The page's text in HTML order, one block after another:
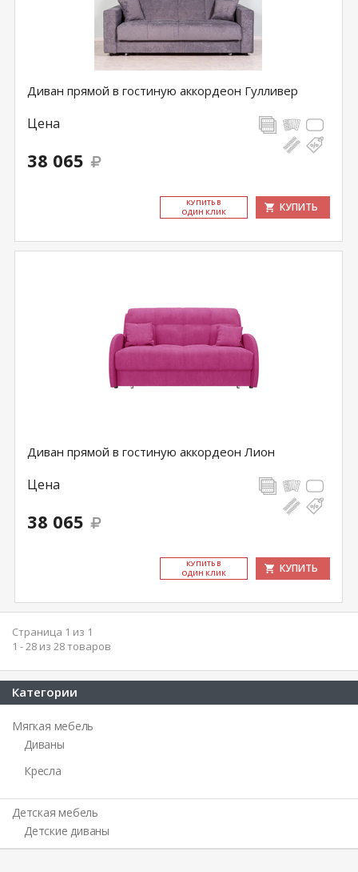
Диван прямой в гостиную аккордеон Гулливер
Цена
38 065
КУ­ПИТЬ В
ОДИН КЛИК
КУПИТЬ
Диван прямой в гостиную аккордеон Лион
Цена
38 065
КУ­ПИТЬ В
ОДИН КЛИК
КУПИТЬ
Страница 1 из 1
1 - 28 из 28 товаров
Категории
Мягкая мебель
Диваны
Кресла
Детская мебель
Детские диваны